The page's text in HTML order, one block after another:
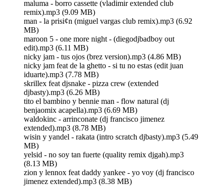
maluma - borro cassette (vladimir extended club
remix).mp3 (9.09 MB)
man - la prisi¢n (miguel vargas club remix).mp3 (6.92
MB)
maroon 5 - one more night - (diegodjbadboy out
edit).mp3 (6.11 MB)
nicky jam - tus ojos (brez version).mp3 (4.86 MB)
nicky jam feat de la ghetto - si tu no estas (edit juan
iduarte).mp3 (7.78 MB)
skrillex feat djsnake - pizza crew (extended
djbasty).mp3 (6.26 MB)
tito el bambino y bennie man - flow natural (dj
benjaomix acapella).mp3 (6.69 MB)
waldokinc - arrinconate (dj francisco jimenez
extended).mp3 (8.78 MB)
wisin y yandel - rakata (intro scratch djbasty).mp3 (5.49
MB)
yelsid - no soy tan fuerte (quality remix djgah).mp3
(8.13 MB)
zion y lennox feat daddy yankee - yo voy (dj francisco
jimenez extended).mp3 (8.38 MB)